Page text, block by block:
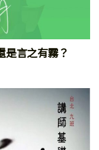
是言之有霧？